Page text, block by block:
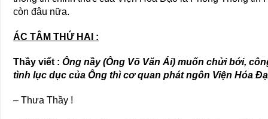
còn đâu nữa.
ÁC TÂM THỨ HAI :
Thầy viết :Ông nầy (Ông Võ Văn Ái) muốn chửi bới,
tình lục dục của Ông thì cơ quan phát ngôn Viện Hóa
– Thưa Thầy !